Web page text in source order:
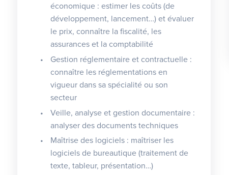
économique : estimer les coûts (de
développement, lancement…) et évaluer
le prix, connaître la fiscalité, les
assurances et la comptabilité
Gestion réglementaire et contractuelle :
connaître les réglementations en
vigueur dans sa spécialité ou son
secteur
Veille, analyse et gestion documentaire :
analyser des documents techniques
Maîtrise des logiciels : maîtriser les
logiciels de bureautique (traitement de
texte, tableur, présentation…)